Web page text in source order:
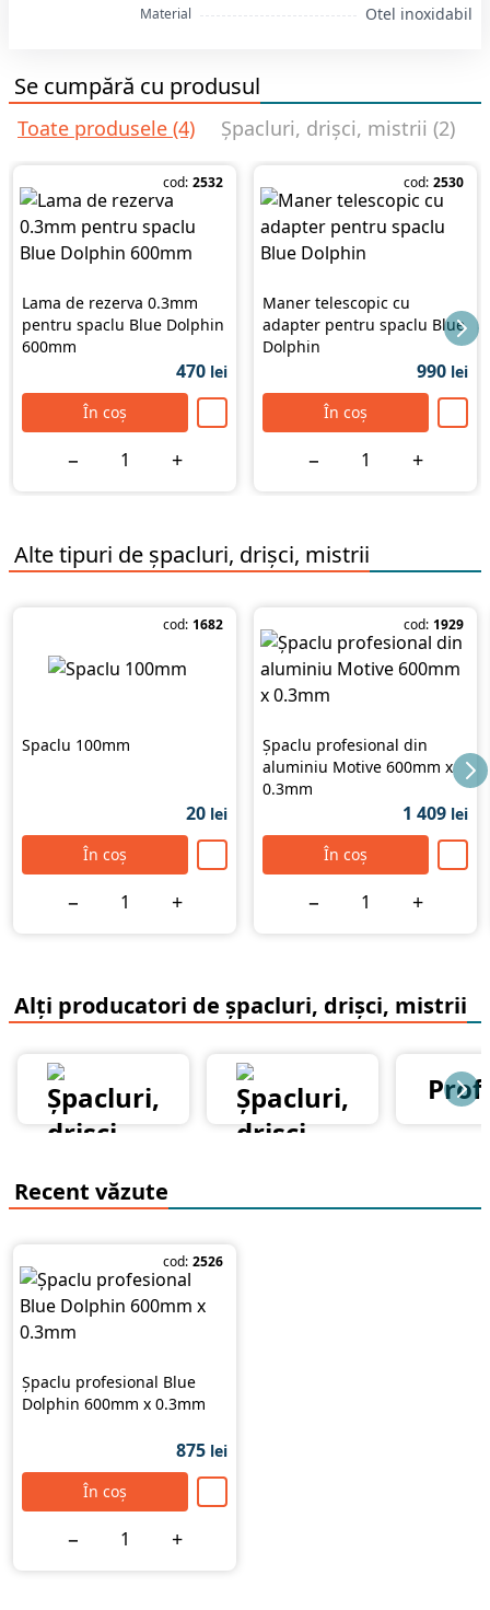
Material Otel inoxidabil
Se cumpără cu produsul
Toate produsele (4) Șpacluri, drișci, mistrii (2)
cod: 2532
Lama de rezerva 0.3mm
pentru spaclu Blue Dolphin
600mm
470 lei
În coș
− +
cod: 2530
Maner telescopic cu
adapter pentru spaclu Blue
Dolphin
990 lei
În coș
− +
Alte tipuri de șpacluri, drișci, mistrii
cod: 1682
Spaclu 100mm
20 lei
În coș
− +
cod: 1929
Șpaclu profesional din
aluminiu Motive 600mm x
0.3mm
1 409 lei
În coș
− +
Alți producatori de șpacluri, drișci, mistrii
Recent văzute
cod: 2526
Șpaclu profesional Blue
Dolphin 600mm x 0.3mm
875 lei
În coș
− +